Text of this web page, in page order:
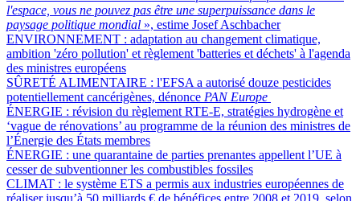
l'espace, vous ne pouvez pas être une superpuissance dans le
paysage politique mondial », estime Josef Aschbacher
ENVIRONNEMENT : adaptation au changement climatique,
ambition 'zéro pollution' et règlement 'batteries et déchets' à l'agenda
des ministres européens
SÛRETÉ ALIMENTAIRE : l'EFSA a autorisé douze pesticides
potentiellement cancérigènes, dénonce PAN Europe
ÉNERGIE : révision du règlement RTE-E, stratégies hydrogène et
‘vague de rénovations’ au programme de la réunion des ministres de
l’Énergie des États membres
ÉNERGIE : une quarantaine de parties prenantes appellent l’UE à
cesser de subventionner les combustibles fossiles
CLIMAT : le système ETS a permis aux industries européennes de
réaliser jusqu’à 50 milliards € de bénéfices entre 2008 et 2019, selon